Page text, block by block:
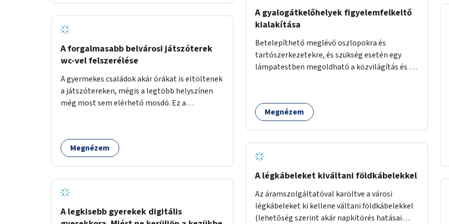
járatokat. 9500 vagy 8950 Ft teljesen mindegy
egy család költségvetésében, a közlekedésben
viszont sokkal jobban megéreznénk.
A forgalmasabb belvárosi játszóterek
wc-vel felszerélése
A gyermekes családok akár órákat is eltöltenek
a játszótereken, mégis a legtöbb helyszínen
még most sem elérhető mosdó. Ez a
vagy olyan, ami fizetős, de fogadjon el
bankkártyàt is!
Megnézem
A legkisebb gyerekek digitális
élőlényeknek kedvez. Apróbb
beavatkozásokkal, a szabályozások gondos
betartása mellett változatosabbá tennénk a
budapesti patakok nagyvízi, ahol lehetőség van
rá, kisvízi medrét. A nagyvízi mederbe őshonos
rézsűk, mint élőhely. Emellett a kisvízi
mederben drága revitalizáció híján, apróbb
mesterséges és természetes beavatkozásokkal
érhető el, hogy változatosabb legyen a kisvízi
meder.
A gyalogátkelőhelyek figyelemfelkeltő
kialakítása
Betelepíthető meglévő oszlopokra és
tartószerkezetekre, és szükség esetén egy
lámpatestben megoldható a közvilágítás és a
Megnézem
A légkábeleket kiváltani földkábelekkel
Az áramszolgáltatóval karöltve a városi
légkábeleket ki kellene váltani földkábelekkel
(lehetõség szerint akár napkitörés hatásai